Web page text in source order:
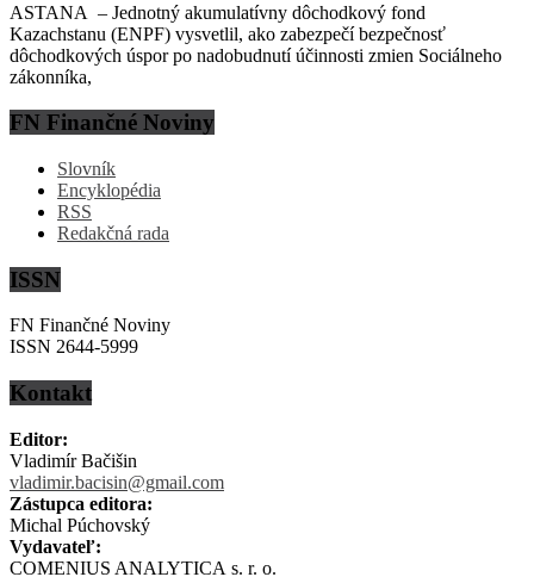
ASTANA – Jednotný akumulatívny dôchodkový fond
Kazachstanu (ENPF) vysvetlil, ako zabezpečí bezpečnosť
dôchodkových úspor po nadobudnutí účinnosti zmien Sociálneho
zákonníka,
FN Finančné Noviny
Slovník
Encyklopédia
RSS
Redakčná rada
ISSN
FN Finančné Noviny
ISSN 2644-5999
Kontakt
Editor:
Vladimír Bačišin
vladimir.bacisin@gmail.com
Zástupca editora:
Michal Púchovský
Vydavateľ:
COMENIUS ANALYTICA s. r. o.